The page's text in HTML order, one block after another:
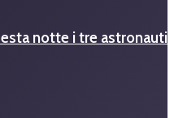
notte i tre astronauti